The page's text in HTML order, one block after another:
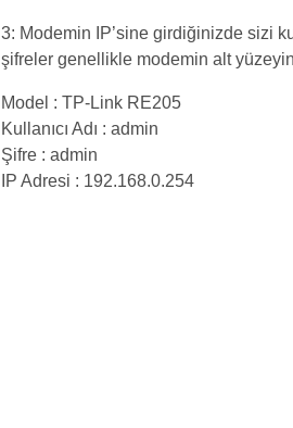
3: Modemin IP’sine girdiğinizde sizi
şifreler genellikle modemin alt
Model : TP-Link RE205
Kullanıcı Adı : admin
Şifre : admin
IP Adresi : 192.168.0.254